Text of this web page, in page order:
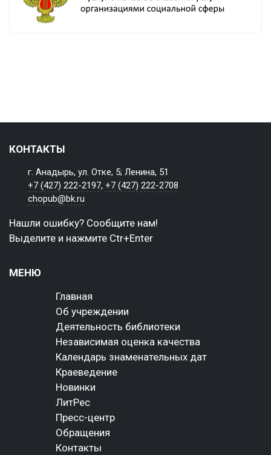
КОНТАКТЫ
г. Анадырь, ул. Отке, 5; Ленина, 51
+7 (427) 222-2197,+7 (427) 222-2708
chopub@bk.ru
Нашли ошибку? Сообщите нам!
Выделите и нажмите Ctr+Enter
МЕНЮ
Главная
Об учреждении
Деятельность библиотеки
Независимая оценка качества
Календарь знаменательных дат
Краеведение
Новинки
ЛитРес
Пресс-центр
Обращения
Контакты